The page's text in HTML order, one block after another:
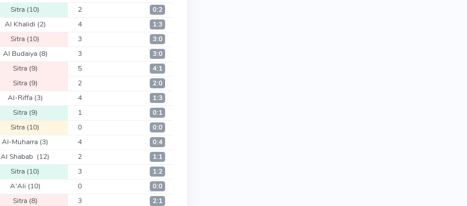
Sitra (10) 2 0:2
Al Khalidi (2) 4 1:3
Sitra (10) 3 3:0
Al Budaiya (8) 3 3:0
Sitra (9) 5 4:1
Sitra (9) 2 2:0
Al-Riffa (3) 4 1:3
Sitra (9) 1 0:1
Sitra (10) 0 0:0
Al-Muharra (3) 4 0:4
Al Shabab (12) 2 1:1
Sitra (10) 3 1:2
A'Ali (10) 0 0:0
Sitra (8) 3 2:1